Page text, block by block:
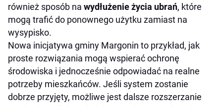
również sposób na wydłużenie życia ubrań, które
mogą trafić do ponownego użytku zamiast na
wysypisko.
Nowa inicjatywa gminy Margonin to przykład, jak
proste rozwiązania mogą wspierać ochronę
środowiska i jednocześnie odpowiadać na realne
potrzeby mieszkańców. Jeśli system zostanie
dobrze przyjęty, możliwe jest dalsze rozszerzanie